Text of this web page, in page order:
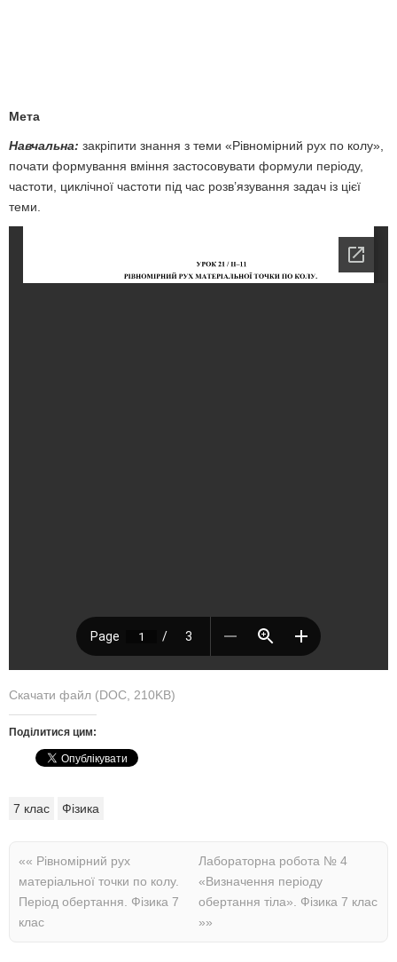
Мета
Навчальна: закріпити знання з теми «Рівномірний рух по колу»,
почати формування вміння застосовувати формули періоду,
частоти, циклічної частоти під час розв’язування задач із цієї
теми.
Скачати файл (DOC, 210KB)
Поділитися цим:
7 клас Фізика
«« Рівномірний рух
матеріальної точки по колу.
Період обертання. Фізика 7
клас
Лабораторна робота № 4
«Визначення періоду
обертання тіла». Фізика 7 клас
»»